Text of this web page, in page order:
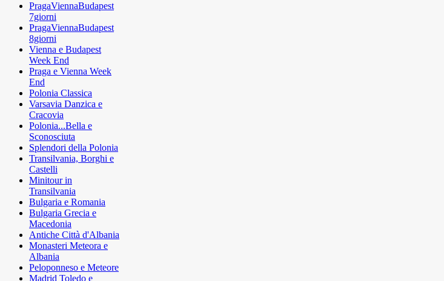
PragaViennaBudapest
7giorni
PragaViennaBudapest
8giorni
Vienna e Budapest
Week End
Praga e Vienna Week
End
Polonia Classica
Varsavia Danzica e
Cracovia
Polonia...Bella e
Sconosciuta
Splendori della Polonia
Transilvania, Borghi e
Castelli
Minitour in
Transilvania
Bulgaria e Romania
Bulgaria Grecia e
Macedonia
Antiche Città d'Albania
Monasteri Meteora e
Albania
Peloponneso e Meteore
Madrid Toledo e